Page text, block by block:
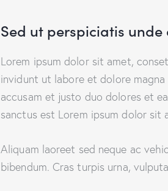
Sed ut perspiciatis
Lorem ipsum dolor sit amet,
invidunt ut labore et dolore
accusam et justo duo dolores et
sanctus est Lorem ipsum dolor sit
Aliquam laoreet sed neque ac
bibendum. Cras turpis urna,